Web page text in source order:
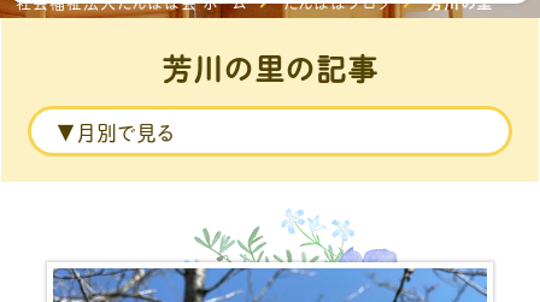
芳川の里の記事